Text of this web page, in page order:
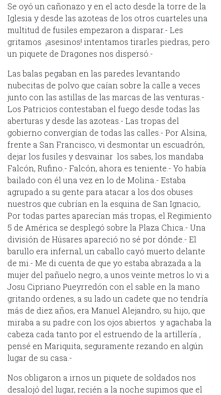
Se oyó un cañonazo y en el acto desde la torre de la
Iglesia y desde las azoteas de los otros cuarteles una
multitud de fusiles empezaron a disparar.- Les
gritamos ¡asesinos! intentamos tirarles piedras, pero
un piquete de Dragones nos dispersó.-
Las balas pegaban en las paredes levantando
nubecitas de polvo que caían sobre la calle a veces
junto con las astillas de las marcas de las venturas.-
Los Patricios contestaban el fuego desde todas las
aberturas y desde las azoteas.- Las tropas del
gobierno convergían de todas las calles.- Por Alsina,
frente a San Francisco, vi desmontar un escuadrón,
dejar los fusiles y desvainar los sabes, los mandaba
Falcón, Rufino.- Falcón, ahora es teniente.- Yo había
bailado con él una vez en lo de Molina.- Estaba
agrupado a su gente para atacar a los dos obuses
nuestros que cubrían en la esquina de San Ignacio,.
Por todas partes aparecían más tropas, el Regimiento
5 de América se desplegó sobre la Plaza Chica.- Una
división de Húsares apareció no sé por dónde.- El
barullo era infernal, un caballo cayó muerto delante
de mi.- Me di cuenta de que yo estaba abrazada a la
mujer del pañuelo negro, a unos veinte metros lo vi a
Josu Cipriano Pueyrredón con el sable en la mano
gritando ordenes, a su lado un cadete que no tendría
más de diez años, era Manuel Alejandro, su hijo, que
miraba a su padre con los ojos abiertos y agachaba la
cabeza cada tanto por el estruendo de la artillería ,
pensé en Mariquita, seguramente rezando en algún
lugar de su casa.-
Nos obligaron a irnos un piquete de soldados nos
desalojó del lugar, recién a la noche supimos que el